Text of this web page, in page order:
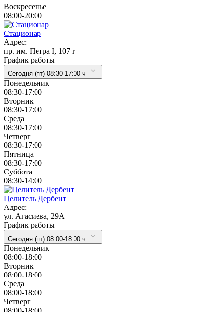
Воскресенье
08:00-20:00
Стационар
Адрес:
пр. им. Петра I, 107 г
График работы
Сегодня (пт) 08:30-17:00 ч
Понедельник
08:30-17:00
Вторник
08:30-17:00
Cреда
08:30-17:00
Четверг
08:30-17:00
Пятница
08:30-17:00
Суббота
08:30-14:00
Целитель Дербент
Адрес:
ул. Агасиева, 29А
График работы
Сегодня (пт) 08:00-18:00 ч
Понедельник
08:00-18:00
Вторник
08:00-18:00
Cреда
08:00-18:00
Четверг
08:00-18:00